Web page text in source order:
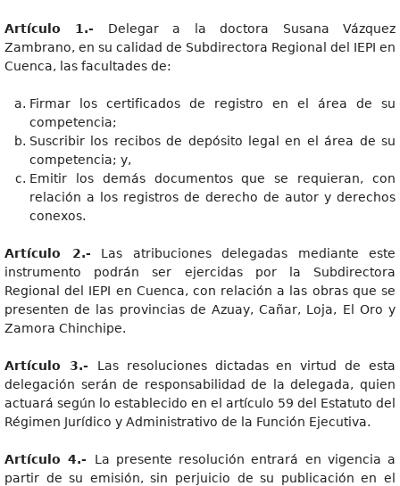
Artículo 1.- Delegar a la doctora Susana Vázquez
Zambrano, en su calidad de Subdirectora Regional del IEPI en
Cuenca, las facultades de:
Firmar los certificados de registro en el área de su
competencia;
Suscribir los recibos de depósito legal en el área de su
competencia; y,
Emitir los demás documentos que se requieran, con
relación a los registros de derecho de autor y derechos
conexos.
Artículo 2.- Las atribuciones delegadas mediante este
instrumento podrán ser ejercidas por la Subdirectora
Regional del IEPI en Cuenca, con relación a las obras que se
presenten de las provincias de Azuay, Cañar, Loja, El Oro y
Zamora Chinchipe.
Artículo 3.- Las resoluciones dictadas en virtud de esta
delegación serán de responsabilidad de la delegada, quien
actuará según lo establecido en el artículo 59 del Estatuto del
Régimen Jurídico y Administrativo de la Función Ejecutiva.
Artículo 4.- La presente resolución entrará en vigencia a
partir de su emisión, sin perjuicio de su publicación en el